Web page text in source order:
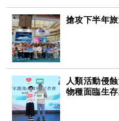
搶攻下半年
人類活動侵
物種面臨生